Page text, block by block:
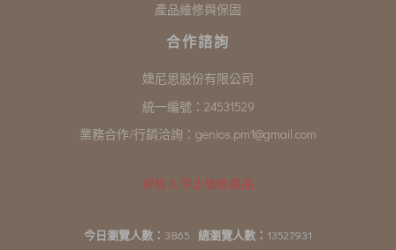
產品維修與保固
合作諮詢
婕尼思股份有限公司
統一編號：24531529
業務合作/行銷洽詢： genios.pm1@gmail.com
停售 & 停止維修產品
今日瀏覽人數： 3865 總瀏覽人數： 13527931